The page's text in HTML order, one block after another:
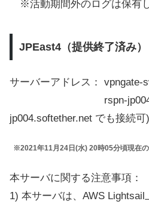
※活動期間外のログは保有し
JPEast4（提供終了済み）
サーバーアドレス： vpngate-
rspn-
jp004.softether.net でも接続可)
※2021年11月24日(水) 20時05分頃現在の
本サーバに関する注意事項：
1) 本サーバは、AWS